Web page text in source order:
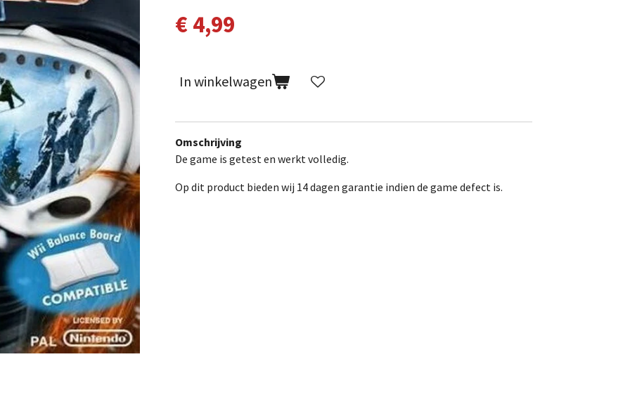
€ 4,99
In winkelwagen
Omschrijving
De game is getest en werkt volledig.
Op dit product bieden wij 14 dagen garantie indien de game defect is.